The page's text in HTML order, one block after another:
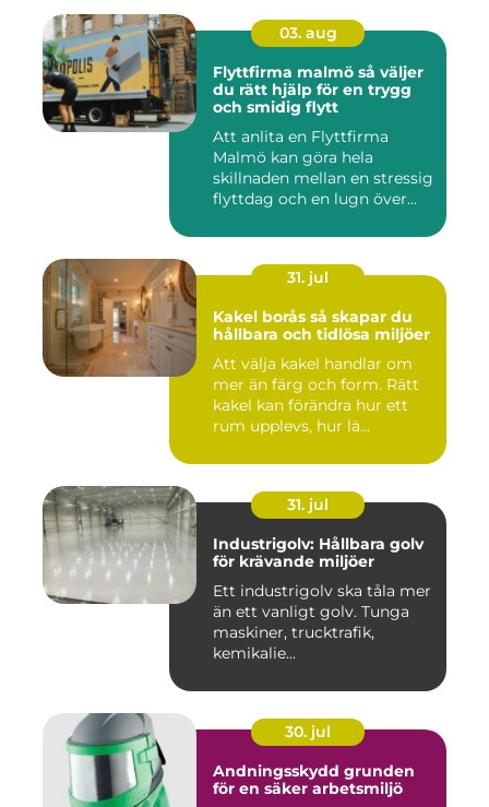
03. aug
Flyttfirma malmö så väljer
du rätt hjälp för en trygg
och smidig flytt
Att anlita en Flyttfirma
Malmö kan göra hela
skillnaden mellan en stressig
flyttdag och en lugn över...
31. jul
Kakel borås så skapar du
hållbara och tidlösa miljöer
Att välja kakel handlar om
mer än färg och form. Rätt
kakel kan förändra hur ett
rum upplevs, hur lä...
31. jul
Industrigolv: Hållbara golv
för krävande miljöer
Ett industrigolv ska tåla mer
än ett vanligt golv. Tunga
maskiner, trucktrafik,
kemikalie...
30. jul
Andningsskydd grunden
för en säker arbetsmiljö